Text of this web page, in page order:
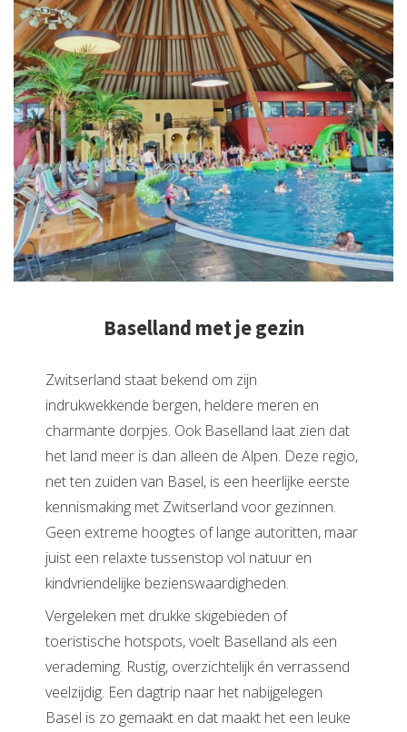
Baselland met je gezin
Zwitserland staat bekend om zijn
indrukwekkende bergen, heldere meren en
charmante dorpjes. Ook Baselland laat zien dat
het land meer is dan alleen de Alpen. Deze regio,
net ten zuiden van Basel, is een heerlijke eerste
kennismaking met Zwitserland voor gezinnen.
Geen extreme hoogtes of lange autoritten, maar
juist een relaxte tussenstop vol natuur en
kindvriendelijke bezienswaardigheden.
Vergeleken met drukke skigebieden of
toeristische hotspots, voelt Baselland als een
verademing. Rustig, overzichtelijk én verrassend
veelzijdig. Een dagtrip naar het nabijgelegen
Basel is zo gemaakt en dat maakt het een leuke